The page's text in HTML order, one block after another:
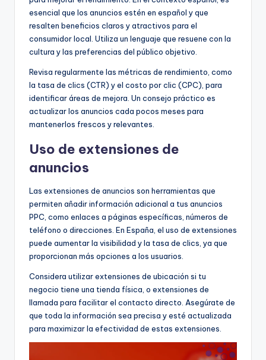
esencial que los anuncios estén en español y que
resalten beneficios claros y atractivos para el
consumidor local. Utiliza un lenguaje que resuene con la
cultura y las preferencias del público objetivo.
Revisa regularmente las métricas de rendimiento, como
la tasa de clics (CTR) y el costo por clic (CPC), para
identificar áreas de mejora. Un consejo práctico es
actualizar los anuncios cada pocos meses para
mantenerlos frescos y relevantes.
Uso de extensiones de
anuncios
Las extensiones de anuncios son herramientas que
permiten añadir información adicional a tus anuncios
PPC, como enlaces a páginas específicas, números de
teléfono o direcciones. En España, el uso de extensiones
puede aumentar la visibilidad y la tasa de clics, ya que
proporcionan más opciones a los usuarios.
Considera utilizar extensiones de ubicación si tu
negocio tiene una tienda física, o extensiones de
llamada para facilitar el contacto directo. Asegúrate de
que toda la información sea precisa y esté actualizada
para maximizar la efectividad de estas extensiones.